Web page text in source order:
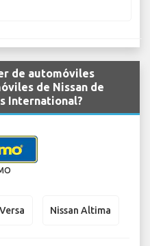
de automóviles
de Nissan de
International?
Nissan Altima